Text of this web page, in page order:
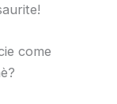
come